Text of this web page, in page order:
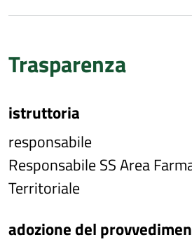
Trasparenza
istruttoria
responsabile
Responsabile SS Area
Territoriale
adozione del